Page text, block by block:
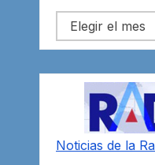
Archivos
Noticias de la